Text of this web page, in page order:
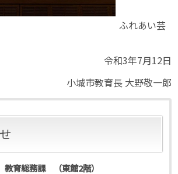
の日 ふれあい芸
令和3年7月12日
小城市教育長 大野敬一郎
育総務課 （東館2階）